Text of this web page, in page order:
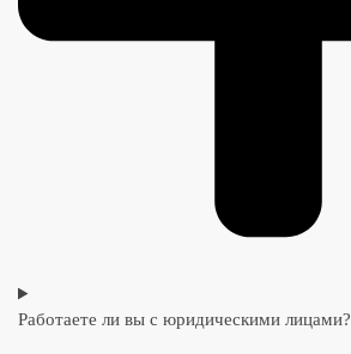
Работаете ли вы с юридическими лицами?